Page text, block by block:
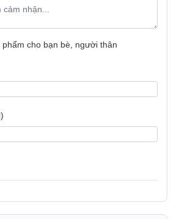
có thể xay ngũ cốc, các loại hạt gia
1 lít sẽ giúp bạn xay nhiều loại thực
nước sốt…
khung miệng đựng trái cây rộng giúp
phần hay bạn cũng có thể linh động
cho bạn bè, người thân